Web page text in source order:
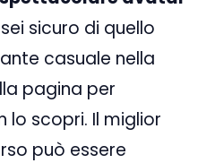
sicuro di quello
casuale nella
pagina per
lo scopri. Il miglior
può essere